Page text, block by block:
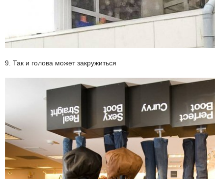
9. Так и голова может закружиться